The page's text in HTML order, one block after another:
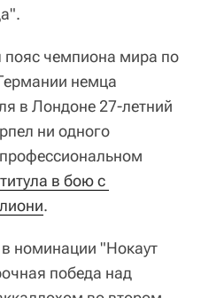
пояс чемпиона мира по
немца
в Лондоне 27-летний
ни одного
в бою с
.
номинации "Нокаут
победа над